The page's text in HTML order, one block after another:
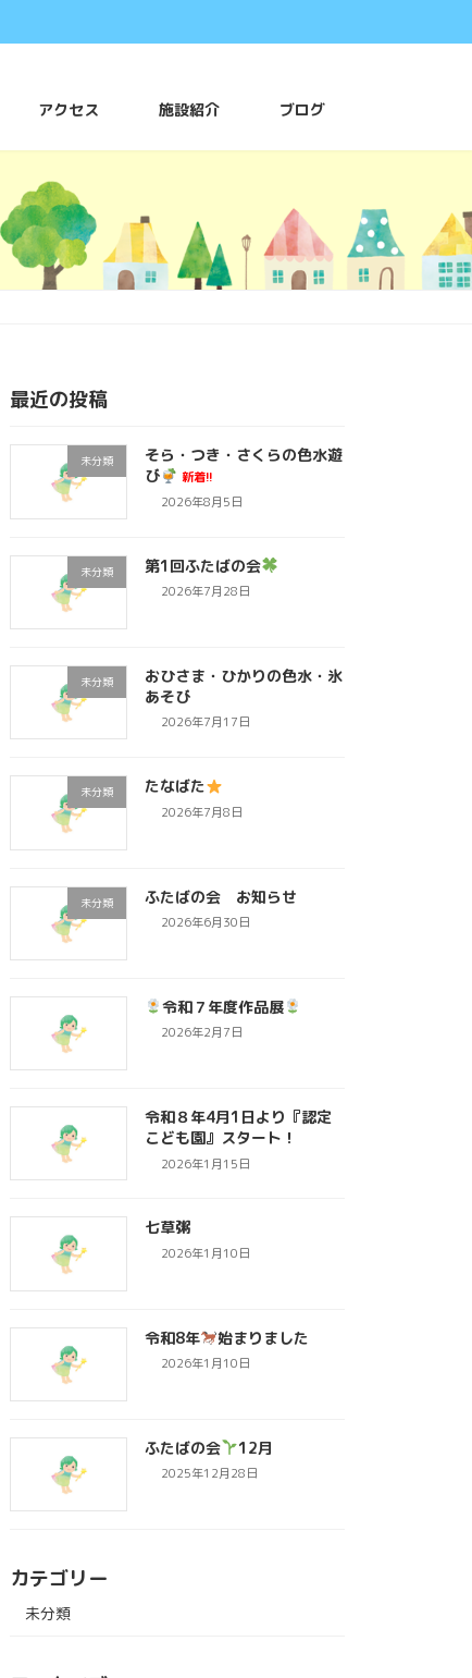
アクセス 施設紹介 ブログ
最近の投稿
未分類
そら・つき・さくらの色水遊
び
新着!!
2026年8月5日
未分類 第1回ふたばの会
2026年7月28日
未分類
おひさま・ひかりの色水・氷
あそび
2026年7月17日
未分類 たなばた
2026年7月8日
未分類 ふたばの会 お知らせ
2026年6月30日
令和７年度作品展
2026年2月7日
令和８年4月1日より『認定
こども園』スタート！
2026年1月15日
七草粥
2026年1月10日
令和8年 始まりました
2026年1月10日
ふたばの会 12月
2025年12月28日
カテゴリー
未分類